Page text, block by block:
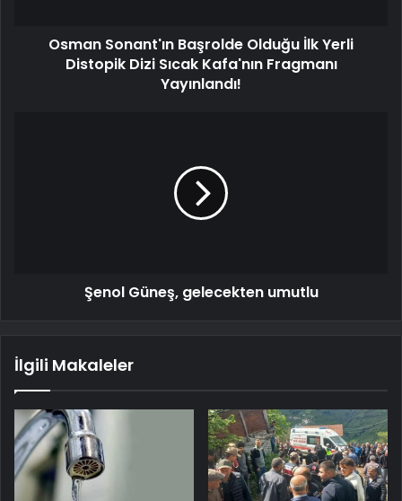
Osman Sonant'ın Başrolde Olduğu İlk Yerli
Distopik Dizi Sıcak Kafa'nın Fragmanı
Yayınlandı!
Şenol Güneş, gelecekten umutlu
İlgili Makaleler